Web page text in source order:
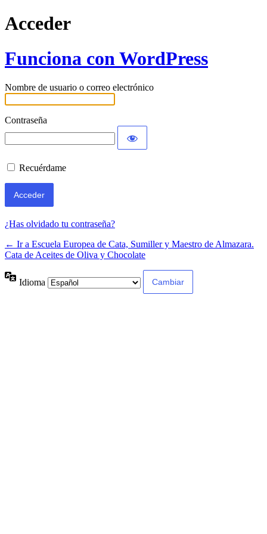
Acceder
Funciona con WordPress
Nombre de usuario o correo electrónico
Contraseña
Recuérdame
¿Has olvidado tu contraseña?
← Ir a Escuela Europea de Cata, Sumiller y Maestro de Almazara.
Cata de Aceites de Oliva y Chocolate
Idioma